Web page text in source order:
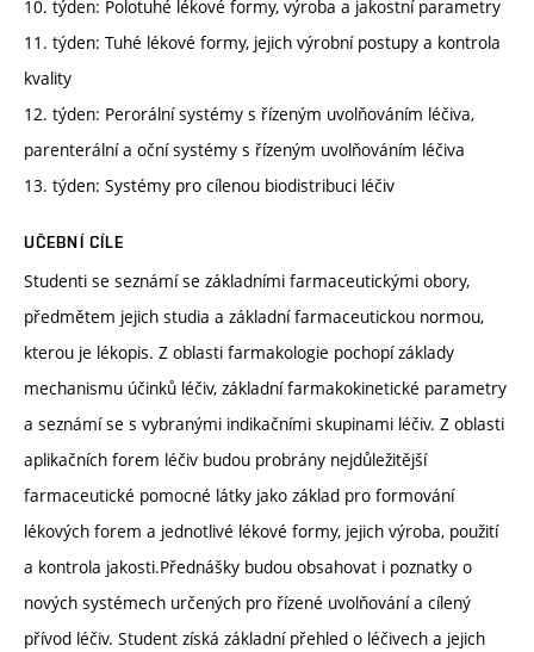
10. týden: Polotuhé lékové formy, výroba a jakostní parametry
11. týden: Tuhé lékové formy, jejich výrobní postupy a kontrola
kvality
12. týden: Perorální systémy s řízeným uvolňováním léčiva,
parenterální a oční systémy s řízeným uvolňováním léčiva
13. týden: Systémy pro cílenou biodistribuci léčiv
UČEBNÍ CÍLE
Studenti se seznámí se základními farmaceutickými obory,
předmětem jejich studia a základní farmaceutickou normou,
kterou je lékopis. Z oblasti farmakologie pochopí základy
mechanismu účinků léčiv, základní farmakokinetické parametry
a seznámí se s vybranými indikačními skupinami léčiv. Z oblasti
aplikačních forem léčiv budou probrány nejdůležitější
farmaceutické pomocné látky jako základ pro formování
lékových forem a jednotlivé lékové formy, jejich výroba, použití
a kontrola jakosti.Přednášky budou obsahovat i poznatky o
nových systémech určených pro řízené uvolňování a cílený
přívod léčiv. Student získá základní přehled o léčivech a jejich